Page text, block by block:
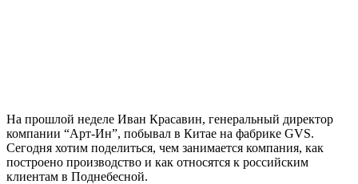
На прошлой неделе Иван Красавин, генеральный директор
компании “Арт-Ин”, побывал в Китае на фабрике GVS.
Сегодня хотим поделиться, чем занимается компания, как
построено производство и как относятся к российским
клиентам в Поднебесной.